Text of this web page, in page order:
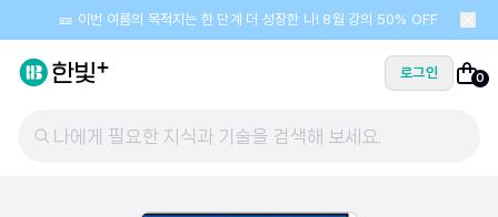
🎫 이번 여름의 목적지는 한 단계 더 성장한 나! 8월 강의 50% OFF
로그인 0
나에게 필요한 지식과 기술을 검색해 보세요.